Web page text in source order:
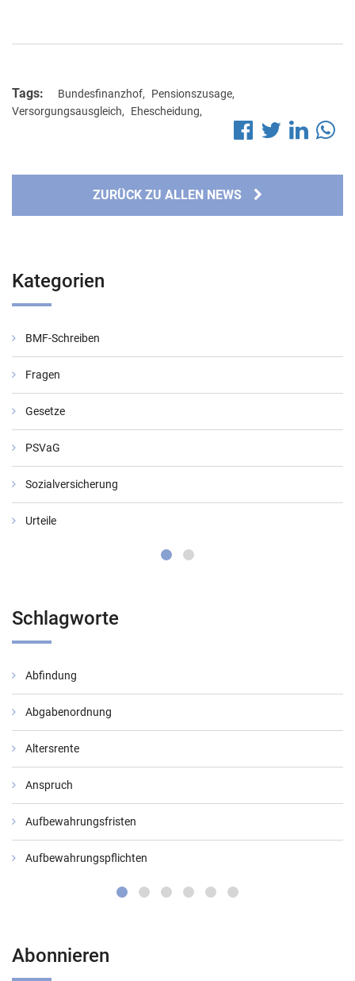
Tags: Bundesfinanzhof, Pensionszusage,
Versorgungsausgleich, Ehescheidung,
ZURÜCK ZU ALLEN NEWS
Kategorien
BMF-Schreiben
Fragen
Gesetze
PSVaG
Sozialversicherung
Urteile
Schlagworte
Abfindung
Abgabenordnung
Altersrente
Anspruch
Aufbewahrungsfristen
Aufbewahrungspflichten
Abonnieren